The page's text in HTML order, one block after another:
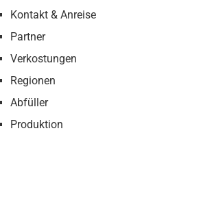
Kontakt & Anreise
Partner
Verkostungen
Regionen
Abfüller
Produktion